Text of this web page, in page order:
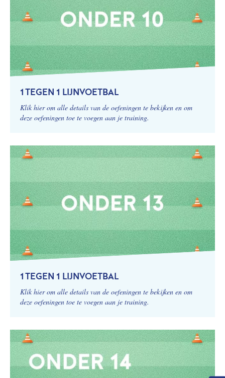
1 TEGEN 1 LIJNVOETBAL
Klik hier om alle details van de oefeningen te bekijken en om
deze oefeningen toe te voegen aan je training.
1 TEGEN 1 LIJNVOETBAL
Klik hier om alle details van de oefeningen te bekijken en om
deze oefeningen toe te voegen aan je training.